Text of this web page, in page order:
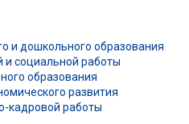
и дошкольного образования
и социальной работы
образования
развития
кадровой работы